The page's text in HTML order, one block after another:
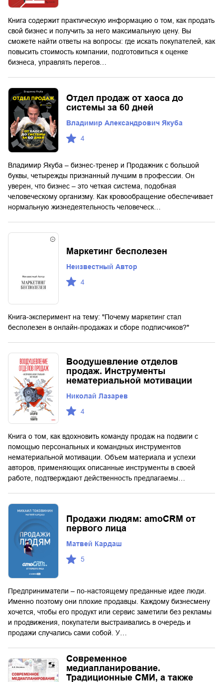
Книга содержит практическую информацию о том, как продать
свой бизнес и получить за него максимальную цену. Вы
сможете найти ответы на вопросы: где искать покупателей, как
повысить стоимость компании, подготовиться к оценке
бизнеса, управлять перегов…
Отдел продаж от хаоса до
системы за 60 дней
Владимир Александрович Якуба
4
Владимир Якуба – бизнес-тренер и Продажник с большой
буквы, четырежды признанный лучшим в профессии. Он
уверен, что бизнес – это четкая система, подобная
человеческому организму. Как кровообращение обеспечивает
нормальную жизнедеятельность человеческ…
Маркетинг бесполезен
Неизвестный Автор
4
Книга-эксперимент на тему: "Почему маркетинг стал
бесполезен в онлайн-продажах и сборе подписчиков?"
Воодушевление отделов
продаж. Инструменты
нематериальной мотивации
Николай Лазарев
4
Книга о том, как вдохновить команду продаж на подвиги с
помощью персональных и командных инструментов
нематериальной мотивации. Объем материала и успехи
авторов, применяющих описанные инструменты в своей
работе, подтверждают действенность предлагаемы…
Продажи людям: amoCRM от
первого лица
Матвей Кардаш
5
Предприниматели – по-настоящему преданные идее люди.
Именно поэтому они плохие продавцы. Каждому бизнесмену
хочется, чтобы его продукт или сервис заметили без рекламы
и продвижения, покупатели выстраивались в очередь и
продажи случались сами собой. У…
Современное
медиапланирование.
Традиционные СМИ, а также